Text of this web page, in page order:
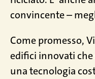
convincente –
Come promesso,
edifici innovati che
una tecnologia